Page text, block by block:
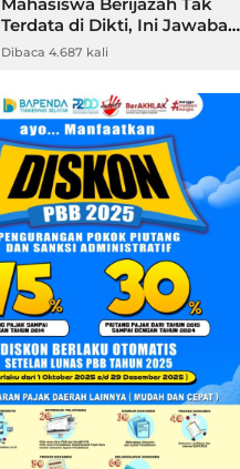
Terdata di Dikti, Ini Jawaban
Unpam
Dibaca 4.687 kali